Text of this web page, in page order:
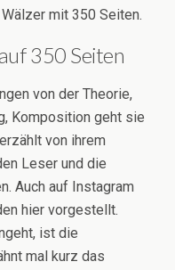
mit 350 Seiten.
350 Seiten
von der Theorie,
Komposition geht sie
von ihrem
Leser und die
Auch auf Instagram
hier vorgestellt.
ist die
mal kurz das